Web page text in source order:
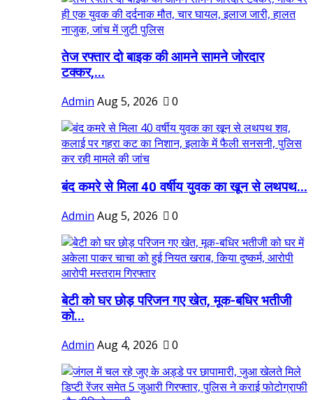
तेज रफ्तार दो बाइक की आमने सामने जोरदार
टक्कर,...
Admin Aug 5, 2026 0
बंद कमरे से मिला 40 वर्षीय युवक का खून से लथपथ...
Admin Aug 5, 2026 0
बेटी को घर छोड़ परिजन गए खेत, मूक-बधिर भतीजी
को...
Admin Aug 4, 2026 0